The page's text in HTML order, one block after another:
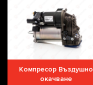
Компресор Въздушно
окачване